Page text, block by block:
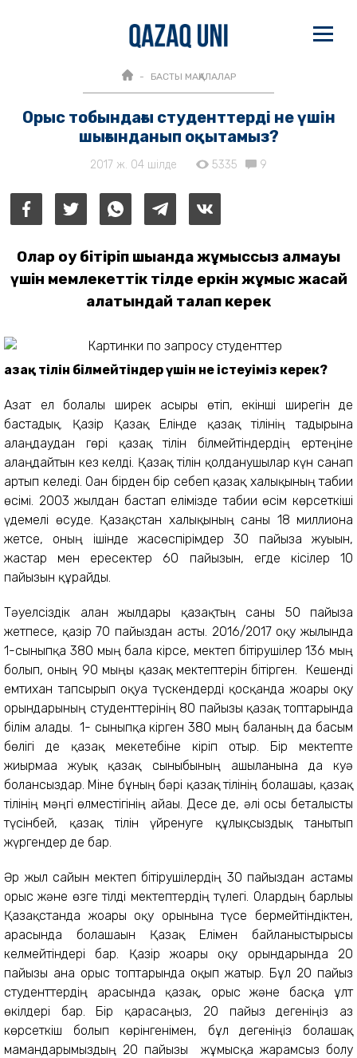
БАСТЫ МАҚАЛАЛАР
Орыс тобындағы студенттерді не үшін
шығынданып оқытамыз?
2017 ж. 04 шілде 5335 9
Олар оқу бітіріп шыққанда жұмыссыз қалмауы
үшін мемлекеттік тілде еркін жұмыс жасай
алатындай талап керек
Қазақ тілін білмейтіндер үшін не істеуіміз керек?
Азат ел болғалы ширек ғасыры өтіп, екінші ширегін де
бастадық. Қазір Қазақ Елінде қазақ тілінің тағдырына
алаңдаудан гөрі қазақ тілін білмейтіндердің ертеңіне
алаңдайтын кез келді. Қазақ тілін қолданушылар күн санап
артып келеді. Оған бірден бір себеп қазақ халықының табиғи
өсімі. 2003 жылдан бастап елімізде табиғи өсім көрсеткіші
үдемелі өсуде. Қазақстан халықының саны 18 миллионға
жетсе, оның ішінде жасөспірімдер 30 пайызға жуығын,
жастар мен ересектер 60 пайызын, егде кісілер 10
пайызын құрайды.
Тәуелсіздік алған жылдары қазақтың саны 50 пайызға
жетпесе, қазір 70 пайыздан асты. 2016/2017 оқу жылында
1-сыныпқа 380 мың бала кірсе, мектеп бітірушілер 136 мың
болып, оның 90 мыңы қазақ мектептерін бітірген. Кешенді
емтихан тапсырып оқуға түскендерді қосқанда жоғарғы оқу
орындарының студенттерінің 80 пайызы қазақ топтарында
білім алады. 1- сыныпқа кірген 380 мың баланың да басым
бөлігі де қазақ мекетебіне кіріп отыр. Бір мектепте
жиырмаға жуық қазақ сыныбының ашылғанына да куә
болғансыздар. Міне бұның бәрі қазақ тілінің болашағы, қазақ
тілінің мәңгі өлместігінің айғағы. Десе де, әлі осы беталысты
түсінбей, қазақ тілін үйренуге құлықсыздық танытып
жүргендер де бар.
Әр жыл сайын мектеп бітірушілердің 30 пайыздан астамы
орыс және өзге тілді мектептердің түлегі. Олардың барлығы
Қазақстанда жоғарғы оқу орынына түсе бермейтіндіктен,
арасында болашағын Қазақ Елімен байланыстырғысы
келмейтіндері бар. Қазір жоғарғы оқу орындарында 20
пайызы ғана орыс топтарында оқып жатыр. Бұл 20 пайыз
студенттердің арасында қазақ, орыс және басқа ұлт
өкілдері бар. Бір қарасаңыз, 20 пайыз дегеніңіз аз
көрсеткіш болып көрінгенімен, бұл дегеніңіз болашақ
мамандарымыздың 20 пайызы жұмысқа жарамсыз болу